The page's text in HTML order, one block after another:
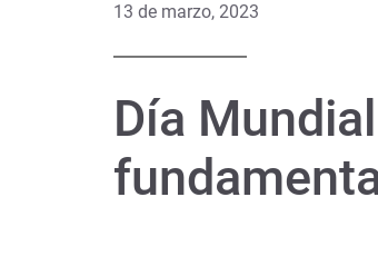
13 de marzo, 2023
Día